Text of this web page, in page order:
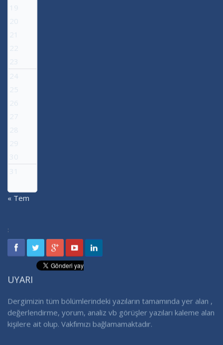
19
20
21
22
23
24
25
26
27
28
29
30
31
« Tem
:
UYARI
Dergimizin tüm bölümlerindeki yazıların tamamında yer alan ,
değerlendirme, yorum, analiz vb görüşler yazıları kaleme alan
kişilere ait olup. Vakfımızı bağlamamaktadır.